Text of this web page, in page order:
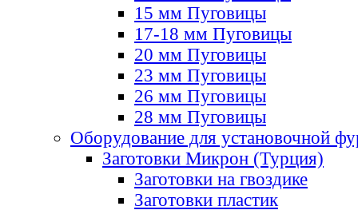
15 мм Пуговицы
17-18 мм Пуговицы
20 мм Пуговицы
23 мм Пуговицы
26 мм Пуговицы
28 мм Пуговицы
Оборудование для установочной
Заготовки Микрон (Турция)
Заготовки на гвоздике
Заготовки пластик